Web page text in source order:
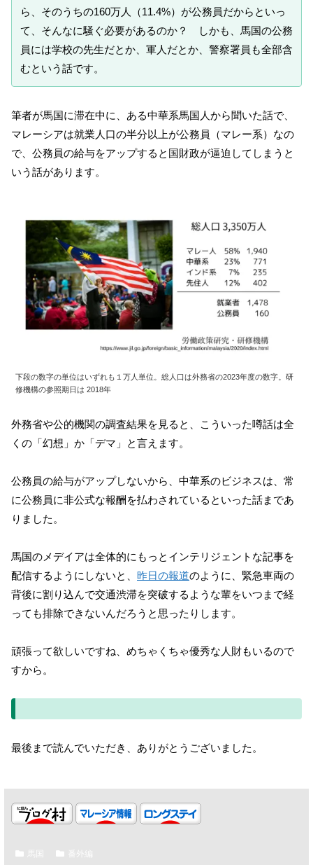
ら、そのうちの160万人（11.4%）が公務員だからといっ
て、そんなに騒ぐ必要があるのか？ しかも、馬国の公務
員には学校の先生だとか、軍人だとか、警察署員も全部含
むという話です。
筆者が馬国に滞在中に、ある中華系馬国人から聞いた話で、
マレーシアは就業人口の半分以上が公務員（マレー系）なの
で、公務員の給与をアップすると国財政が逼迫してしまうと
いう話があります。
下段の数字の単位はいずれも１万人単位。総人口は外務省の2023年度の数字。研
修機構の参照期日は 2018年
外務省や公的機関の調査結果を見ると、こういった噂話は全
くの「幻想」か「デマ」と言えます。
公務員の給与がアップしないから、中華系のビジネスは、常
に公務員に非公式な報酬を払わされているといった話まであ
りました。
馬国のメデイアは全体的にもっとインテリジェントな記事を
配信するようにしないと、 昨日の報道のように、緊急車両の
背後に割り込んで交通渋滞を突破するような輩をいつまで経
っても排除できないんだろうと思ったりします。
頑張って欲しいですね、めちゃくちゃ優秀な人財もいるので
すから。
最後まで読んでいただき、ありがとうございました。
番外編